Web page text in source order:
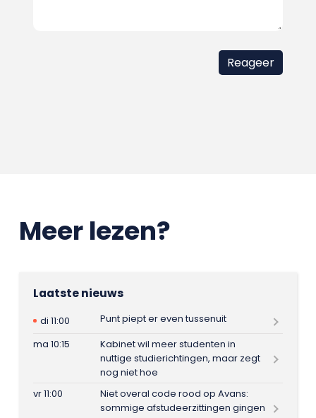
Meer lezen?
Laatste nieuws
di 11:00
Punt piept er even tussenuit
ma 10:15
Kabinet wil meer studenten in
nuttige studierichtingen, maar zegt
nog niet hoe
vr 11:00
Niet overal code rood op Avans:
sommige afstudeerzittingen gingen